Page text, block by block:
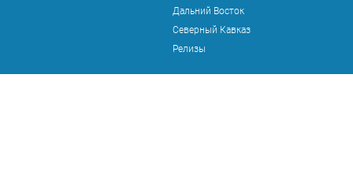
Дальний Восток
Северный Кавказ
Релизы